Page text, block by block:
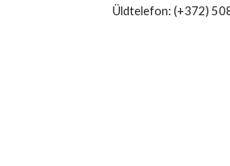
Üldtelefon: (+372)